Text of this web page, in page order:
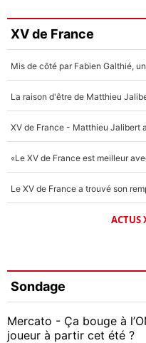
XV de France
ACTUS
Sondage
Mercato - Ça bouge à
joueur à partir cet été ?